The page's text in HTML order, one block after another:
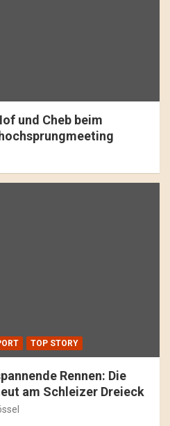
und Cheb beim
TOP STORY
Rennen: Die
am Schleizer Dreieck